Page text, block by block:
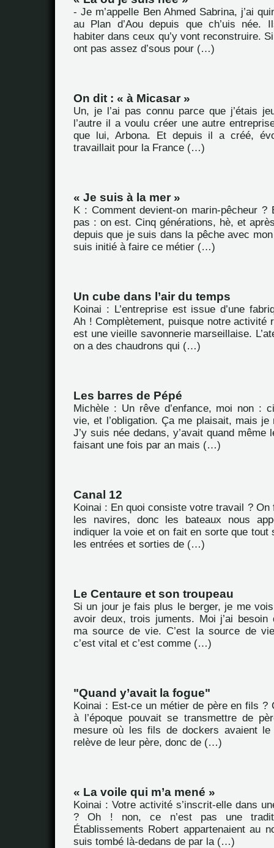
- Je m’appelle Ben Ahmed Sabrina, j’ai
au Plan d’Aou depuis que ch’uis née.
habiter dans ceux qu’y vont reconstruire.
ont pas assez d’sous pour (…)
On dit : « à Micasar »
Un, je l’ai pas connu parce que j’étais
l’autre il a voulu créer une autre
que lui, Arbona. Et depuis il a créé,
travaillait pour la France (…)
« Je suis à la mer »
K : Comment devient-on marin-pêcheur ?
pas : on est. Cinq générations, hè, et
depuis que je suis dans la pêche avec
suis initié à faire ce métier (…)
Un cube dans l’air du temps
Koinai : L’entreprise est issue d’une
Ah ! Complètement, puisque notre activité
est une vieille savonnerie marseillaise.
on a des chaudrons qui (…)
Les barres de Pépé
Michèle : Un rêve d’enfance, moi non :
vie, et l’obligation. Ça me plaisait, mais je
J’y suis née dedans, y’avait quand même
faisant une fois par an mais (…)
Canal 12
Koinai : En quoi consiste votre travail ?
les navires, donc les bateaux nous
indiquer la voie et on fait en sorte que tout
les entrées et sorties de (…)
Le Centaure et son troupeau
Si un jour je fais plus le berger, je me
avoir deux, trois juments. Moi j’ai besoin
ma source de vie. C’est la source de
c’est vital et c’est comme (…)
"Quand y’avait la fogue"
Koinai : Est-ce un métier de père en fils ?
à l’époque pouvait se transmettre de
mesure où les fils de dockers avaient
relève de leur père, donc de (…)
« La voile qui m’a mené »
Koinai : Votre activité s’inscrit-elle dans
? Oh ! non, ce n’est pas une
Établissements Robert appartenaient au
suis tombé là-dedans de par la (…)